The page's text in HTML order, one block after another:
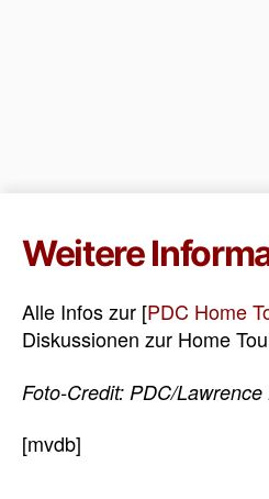
Weitere
Alle Infos zur [PDC Home
Diskussionen zur Home
Foto-Credit: PDC/Lawrence
[mvdb]